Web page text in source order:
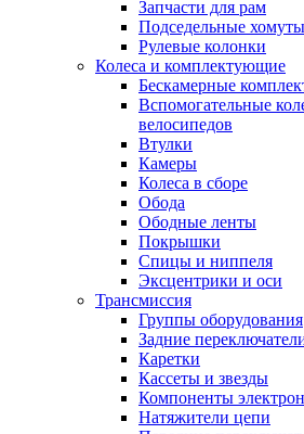
Запчасти для рам
Подседельные хомуты
Рулевые колонки
Колеса и комплектующие
Бескамерные
Вспомогательные
велосипедов
Втулки
Камеры
Колеса в сборе
Обода
Ободные ленты
Покрышки
Спицы и ниппеля
Эксцентрики и оси
Трансмиссия
Группы оборудования
Задние
Каретки
Кассеты и звезды
Компоненты
Натяжители цепи